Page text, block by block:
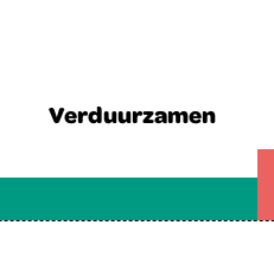
Verduurzamen